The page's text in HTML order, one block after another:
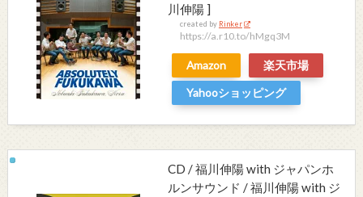
川伸陽 ]
created by Rinker
https://a.r10.to/hMgq3M
Amazon
楽天市場
Yahooショッピング
CD / 福川伸陽 with ジャパンホ
ルンサウンド / 福川伸陽 with ジ